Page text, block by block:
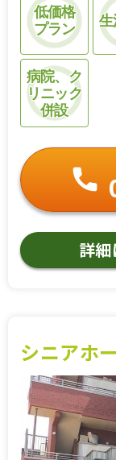
低価格
プラン
病院、ク
リニック
併設
詳
シニアホ